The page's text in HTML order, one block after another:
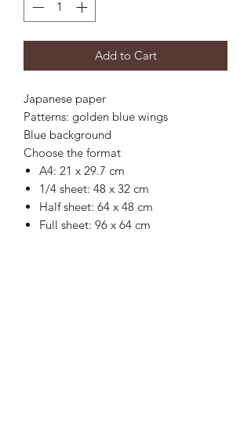
Add to Cart
Japanese paper
Patterns: golden blue wings
Blue background
Choose the format
A4: 21 x 29.7 cm
1/4 sheet: 48 x 32 cm
Half sheet: 64 x 48 cm
Full sheet: 96 x 64 cm